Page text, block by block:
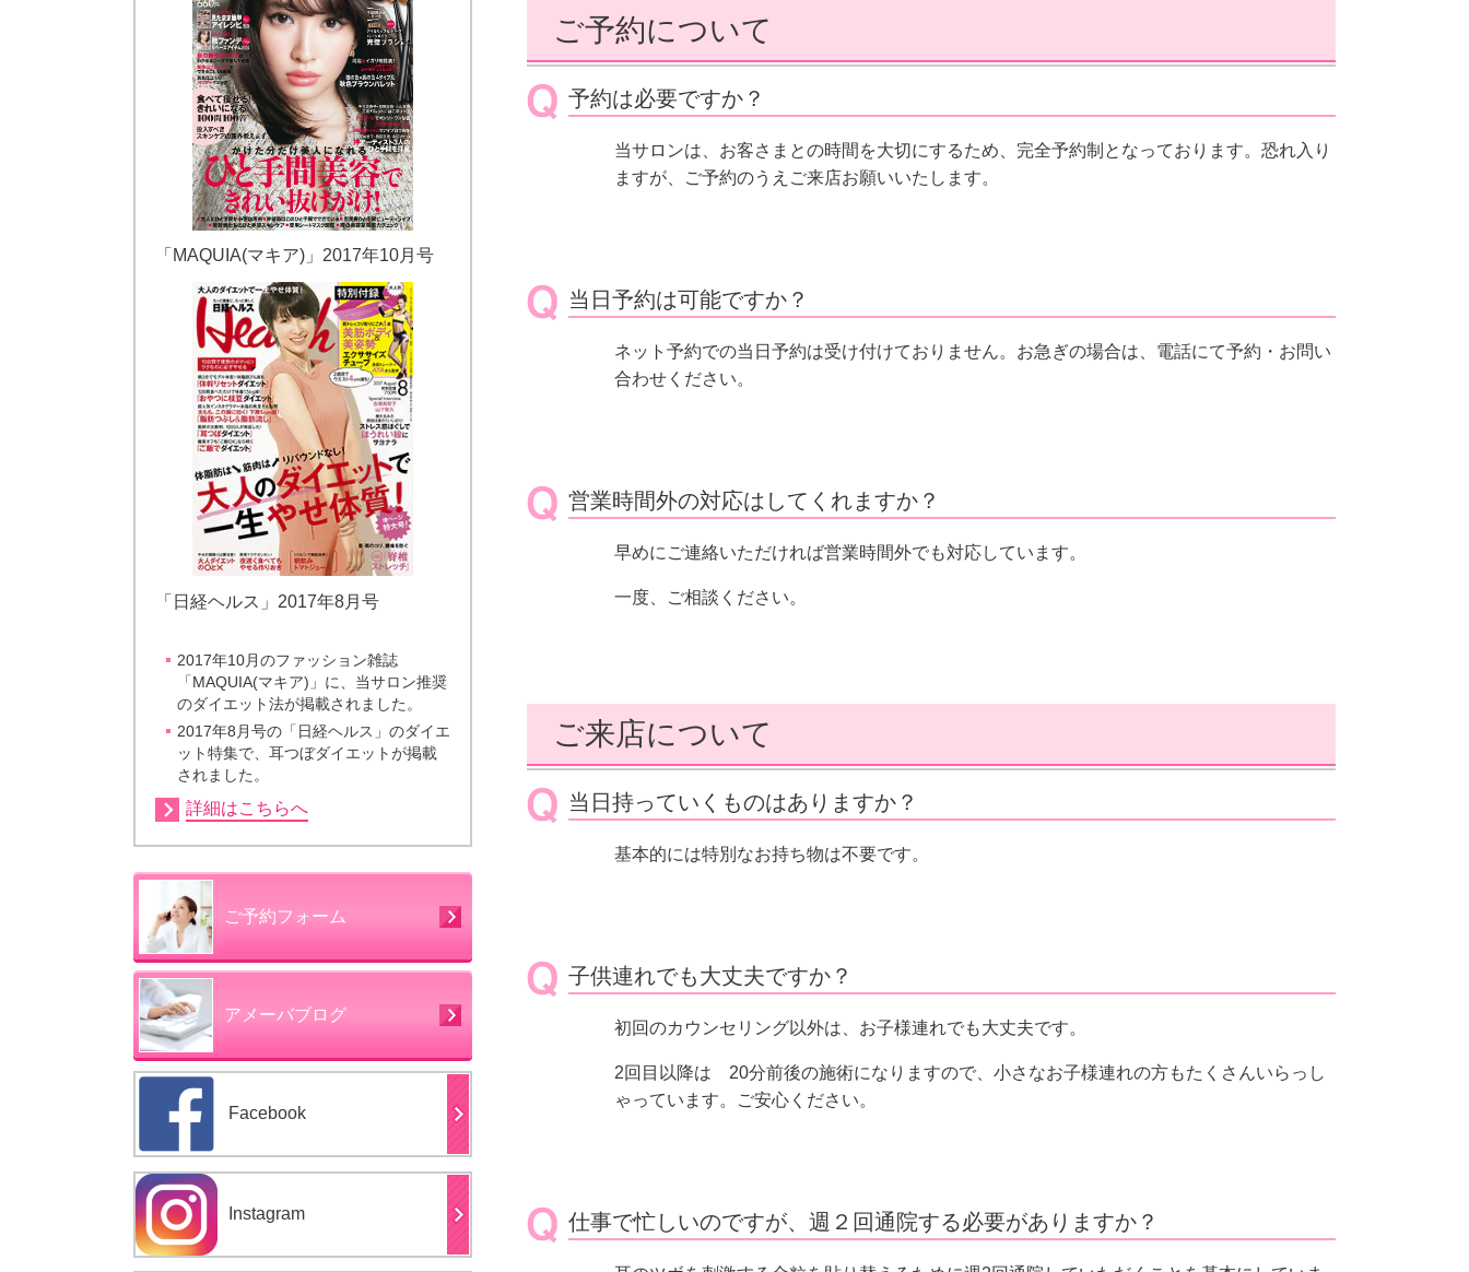
ご予約について
予約は必要ですか？
当サロンは、お客さまとの時間を大切にするため、完全予約制となっております。恐れ入り
ますが、ご予約のうえご来店お願いいたします。
当日予約は可能ですか？
ネット予約での当日予約は受け付けておりません。お急ぎの場合は、電話にて予約・お問い
合わせください。
営業時間外の対応はしてくれますか？
早めにご連絡いただければ営業時間外でも対応しています。
一度、ご相談ください。
ご来店について
当日持っていくものはありますか？
基本的には特別なお持ち物は不要です。
子供連れでも大丈夫ですか？
初回のカウンセリング以外は、お子様連れでも大丈夫です。
2回目以降は 20分前後の施術になりますので、小さなお子様連れの方もたくさんいらっし
ゃっています。ご安心ください。
仕事で忙しいのですが、週２回通院する必要がありますか？
「MAQUIA(マキア)」2017年10月号
「日経ヘルス」2017年8月号
2017年10月のファッション雑誌
「MAQUIA(マキア)」に、当サロン推奨
のダイエット法が掲載されました。
2017年8月号の「日経ヘルス」のダイエ
ット特集で、耳つぼダイエットが掲載
されました。
詳細はこちらへ
ご予約フォーム
アメーバブログ
Facebook
Instagram